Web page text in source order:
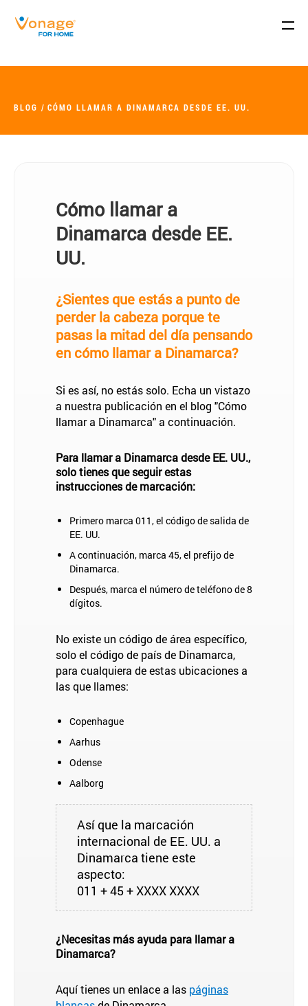
BLOG CÓMO LLAMAR A DINAMARCA DESDE EE. UU.
Cómo llamar a
Dinamarca desde EE.
UU.
¿Sientes que estás a punto de
perder la cabeza porque te
pasas la mitad del día pensando
en cómo llamar a Dinamarca?
Si es así, no estás solo. Echa un vistazo
a nuestra publicación en el blog "Cómo
llamar a Dinamarca" a continuación.
Para llamar a Dinamarca desde EE. UU.,
solo tienes que seguir estas
instrucciones de marcación:
Primero marca 011, el código de salida de
EE. UU.
A continuación, marca 45, el prefijo de
Dinamarca.
Después, marca el número de teléfono de 8
dígitos.
No existe un código de área específico,
solo el código de país de Dinamarca,
para cualquiera de estas ubicaciones a
las que llames:
Copenhague
Aarhus
Odense
Aalborg
Así que la marcación
internacional de EE. UU. a
Dinamarca tiene este
aspecto:
011 + 45 + XXXX XXXX
¿Necesitas más ayuda para llamar a
Dinamarca?
Aquí tienes un enlace a las páginas